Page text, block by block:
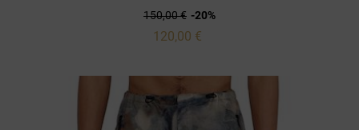
150,00 € -20%
120,00 €